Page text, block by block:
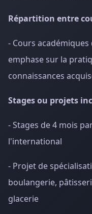
Répartition entre
- Cours
emphase sur la
connaissances
Stages ou projets
- Stages de 4 mois
l'international
- Projet de
boulangerie,
glacerie